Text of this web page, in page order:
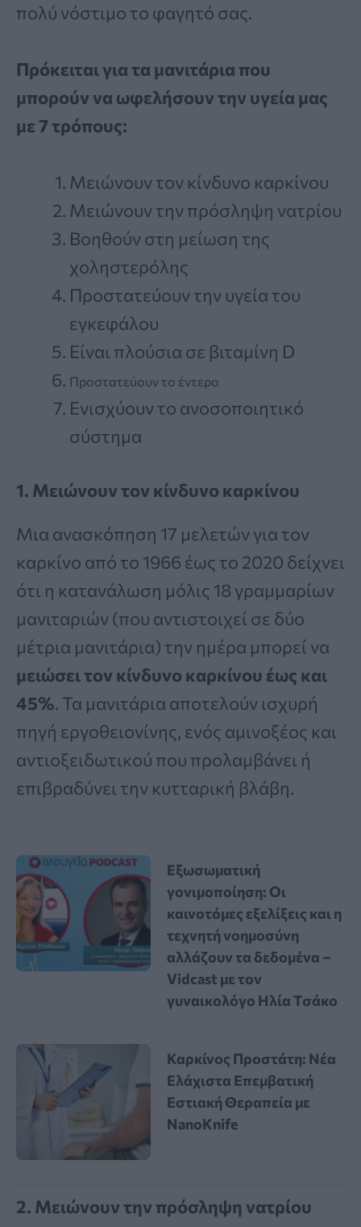
πολύ νόστιμο το φαγητό σας.
Πρόκειται για τα μανιτάρια που
μπορούν να ωφελήσουν την υγεία μας
με 7 τρόπους:
Μειώνουν τον κίνδυνο καρκίνου
Μειώνουν την πρόσληψη νατρίου
Βοηθούν στη μείωση της
χοληστερόλης
Προστατεύουν την υγεία του
εγκεφάλου
Είναι πλούσια σε βιταμίνη D
Προστατεύουν το έντερο
Ενισχύουν το ανοσοποιητικό
σύστημα
1. Μειώνουν τον κίνδυνο καρκίνου
Μια ανασκόπηση 17 μελετών για τον
καρκίνο από το 1966 έως το 2020 δείχνει
ότι η κατανάλωση μόλις 18 γραμμαρίων
μανιταριών (που αντιστοιχεί σε δύο
μέτρια μανιτάρια) την ημέρα μπορεί να
μειώσει τον κίνδυνο καρκίνου έως και
45%. Τα μανιτάρια αποτελούν ισχυρή
πηγή εργοθειονίνης, ενός αμινοξέος και
αντιοξειδωτικού που προλαμβάνει ή
επιβραδύνει την κυτταρική βλάβη.
Εξωσωματική
γονιμοποίηση: Οι
καινοτόμες εξελίξεις και η
τεχνητή νοημοσύνη
αλλάζουν τα δεδομένα –
Vidcast με τον
γυναικολόγο Ηλία Τσάκο
Καρκίνος Προστάτη: Νέα
Ελάχιστα Επεμβατική
Εστιακή Θεραπεία με
NanoKnife
2. Μειώνουν την πρόσληψη νατρίου